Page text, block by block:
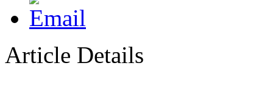
Article Details